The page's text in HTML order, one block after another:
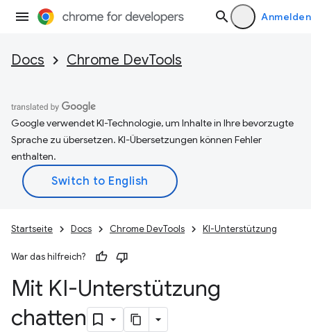
Anmelden
Docs Chrome DevTools
Google verwendet KI-Technologie, um Inhalte in Ihre bevorzugte
Sprache zu übersetzen. KI-Übersetzungen können Fehler
enthalten.
Startseite Docs Chrome DevTools KI-Unterstützung
War das hilfreich?
Mit KI-Unterstützung
chatten